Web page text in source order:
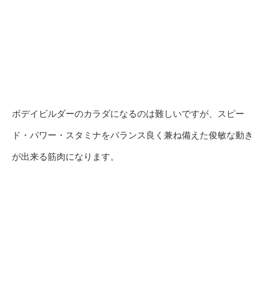
ボデイビルダーのカラダになるのは難しいですが、スピー
ド・パワー・スタミナをバランス良く兼ね備えた俊敏な動き
が出来る筋肉になります。